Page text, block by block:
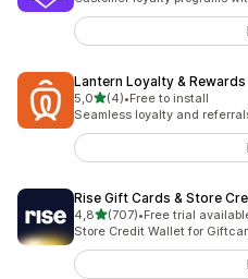
Lantern Loyalty & Rewards
5,0av 5 stjerner
(4)
Totalt 4 omtaler
•Free to install
Seamless loyalty and
Rise Gift Cards & Store
4,8av 5 stjerner
(707)
Totalt 707 omtaler
•Free trial
Store Credit Wallet for